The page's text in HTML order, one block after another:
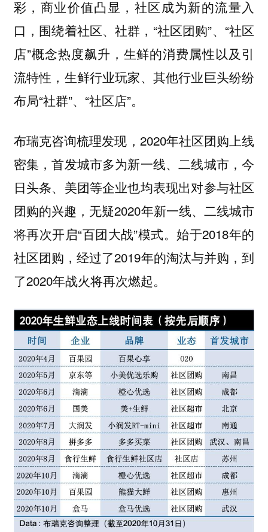
彩，商业价值凸显，社区成为新的流量入
口，围绕着社区、社群，“社区团购”、“社区
店”概念热度飙升，生鲜的消费属性以及引
流特性，生鲜行业玩家、其他行业巨头纷纷
布局“社群”、“社区店”。
布瑞克咨询梳理发现，2020年社区团购上线
密集，首发城市多为新一线、二线城市，今
日头条、美团等企业也均表现出对参与社区
团购的兴趣，无疑2020年新一线、二线城市
将再次开启“百团大战”模式。始于2018年的
社区团购，经过了2019年的淘汰与并购，到
了2020年战火将再次燃起。